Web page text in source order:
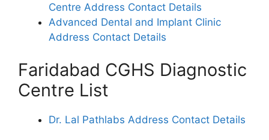
Centre Address Contact Details
Advanced Dental and Implant Clinic
Address Contact Details
Faridabad CGHS Diagnostic
Centre List
Dr. Lal Pathlabs Address Contact Details